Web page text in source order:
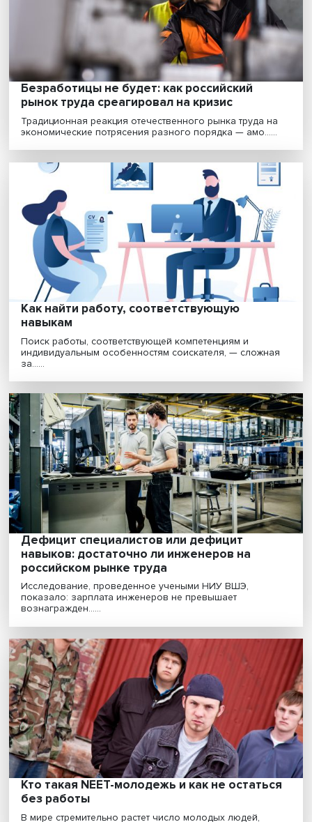
В России в отдельных отраслях
зарплата: говорит ли это о начале
зарплатной гонки
По данным HeadHunter, кризис и дефицит кадров
Работников стало больше: что
реформы
Постепенное повышение пенсионного возраста
2018 года привело к некоторому снижению числа
Безработицы не будет: как российский
рынок труда среагировал на кризис
экономические потрясения разного порядка —